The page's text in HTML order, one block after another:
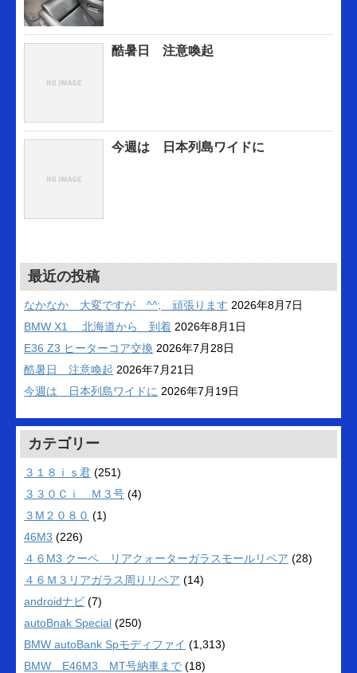
酷暑日 注意喚起
今週は 日本列島ワイドに
最近の投稿
なかなか 大変ですが ^^; 頑張ります 2026年8月7日
BMW X1 北海道から 到着 2026年8月1日
E36 Z3 ヒーターコア交換 2026年7月28日
酷暑日 注意喚起 2026年7月21日
今週は 日本列島ワイドに 2026年7月19日
カテゴリー
３１８ｉｓ君 (251)
３３０Ｃｉ Ｍ３号 (4)
３M２０８０ (1)
46M3 (226)
４６M3 クーペ リアクォーターガラスモールリペア (28)
４６Ｍ３リアガラス周りリペア (14)
androidナビ (7)
autoBnak Special (250)
BMW autoBank Spモディファイ (1,313)
BMW E46M3 MT号納車まで (18)